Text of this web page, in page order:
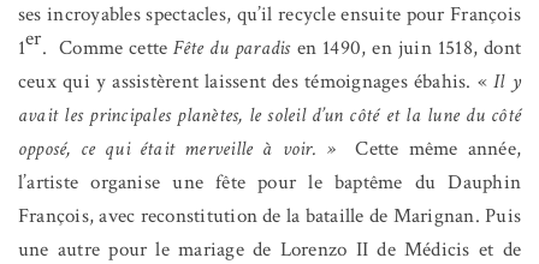
ses incroyables spectacles, qu’il recycle ensuite pour François
1er. Comme cetteFête du paradis en 1490, en juin 1518, dont
ceux qui y assistèrent laissent des témoignages ébahis. «Il y
avait les principales planètes, le soleil d’un côté et la lune du côté
opposé, ce qui était merveille à voir. »
Cette même année,
l’artiste organise une fête pour le baptême du Dauphin
François, avec reconstitution de la bataille de Marignan. Puis
une autre pour le mariage de Lorenzo II de Médicis et de